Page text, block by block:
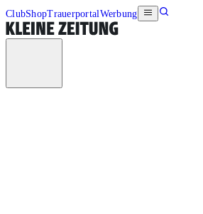
ClubShopTrauerportalWerbung